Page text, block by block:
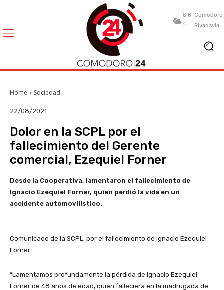
8.6
C
Comodoro
Rivadavia
Home Sociedad
22/08/2021
Dolor en la SCPL por el
fallecimiento del Gerente
comercial, Ezequiel Forner
Desde la Cooperativa, lamentaron el fallecimiento de
Ignacio Ezequiel Forner, quien perdió la vida en un
accidente automovilístico.
Comunicado de la SCPL, por el fallecimiento de Ignacio Ezequiel
Forner.
“Lamentamos profundamente la pérdida de Ignacio Ezequiel
Forner de 48 años de edad, quién falleciera en la madrugada de